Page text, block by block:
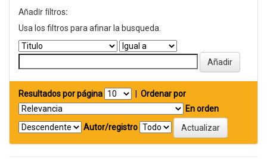
Añadir filtros:
Usa los filtros para afinar la busqueda.
Resultados por página
Ordenar por
En orden
Autor/registro